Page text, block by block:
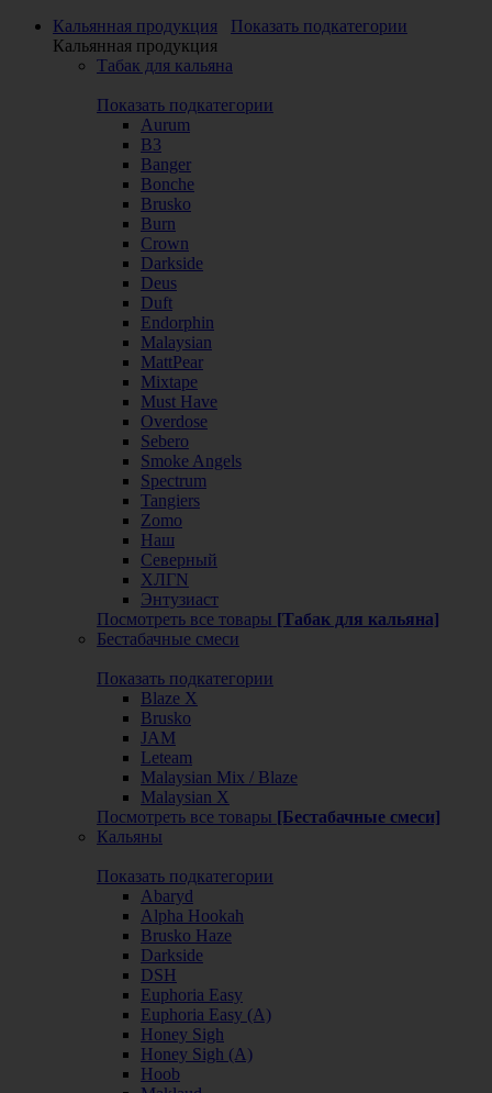
Кальянная продукция
Показать подкатегории
Кальянная продукция
Табак для кальяна
Показать подкатегории
Aurum
B3
Banger
Bonche
Brusko
Burn
Crown
Darkside
Deus
Duft
Endorphin
Malaysian
MattPear
Mixtape
Must Have
Overdose
Sebero
Smoke Angels
Spectrum
Tangiers
Zomo
Наш
Северный
ХЛГN
Энтузиаст
Посмотреть все товары [Табак для кальяна]
Бестабачные смеси
Показать подкатегории
Blaze X
Brusko
JAM
Leteam
Malaysian Mix / Blaze
Malaysian X
Посмотреть все товары [Бестабачные смеси]
Кальяны
Показать подкатегории
Abaryd
Alpha Hookah
Brusko Haze
Darkside
DSH
Euphoria Easy
Euphoria Easy (А)
Honey Sigh
Honey Sigh (А)
Hoob